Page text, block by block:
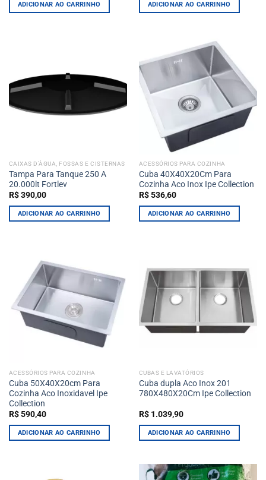
ADICIONAR AO CARRINHO ADICIONAR AO CARRINHO
CAIXAS D'ÁGUA, FOSSAS E CISTERNAS
Tampa Para Tanque 250 A
20.000lt Fortlev
R$390,00
ADICIONAR AO CARRINHO
ACESSÓRIOS PARA COZINHA
Cuba 40X40X20Cm Para
Cozinha Aco Inox Ipe Collection
R$536,60
ADICIONAR AO CARRINHO
ACESSÓRIOS PARA COZINHA
Cuba 50X40X20cm Para
Cozinha Aco Inoxidavel Ipe
Collection
R$590,40
ADICIONAR AO CARRINHO
CUBAS E LAVATÓRIOS
Cuba dupla Aco Inox 201
780X480X20Cm Ipe Collection
R$1.039,90
ADICIONAR AO CARRINHO